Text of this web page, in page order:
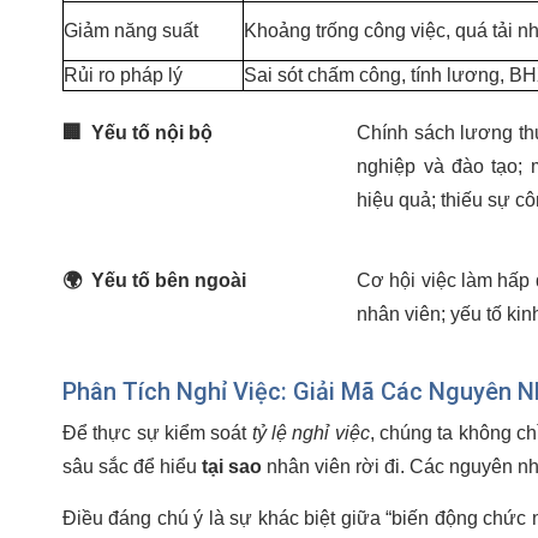
Giảm năng suất Khoảng trống công việc, quá tải
Rủi ro pháp lý Sai sót chấm công, tính lương,
🏢 Yếu tố nội bộ
Chính sách lương
nghiệp và đào tạo;
hiệu quả; thiếu sự
🌍 Yếu tố bên ngoài
Cơ hội việc làm hấp
nhân viên; yếu tố
Phân Tích Nghỉ Việc: Giải Mã Các Nguyên
Để thực sự kiểm soát tỷ lệ nghỉ việc, chúng ta không
sâu sắc để hiểu tại sao nhân viên rời đi. Các nguyên
Điều đáng chú ý là sự khác biệt giữa “biến động chức